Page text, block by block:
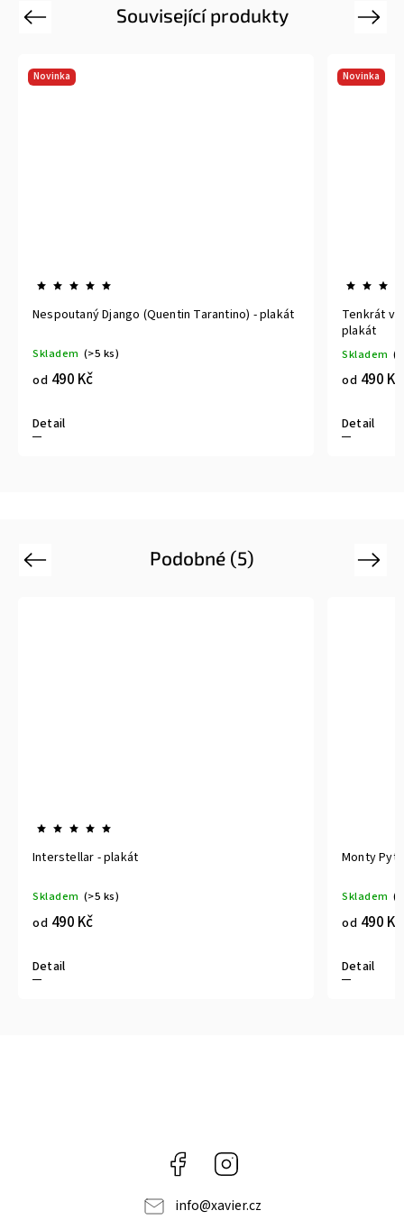
Související produkty
Previous
Tarantino) - plakát
Tenkrát v Hollywoodu (Quentin
Next
Podobné (5)
Previous
- plakát Monty Pythonův Létající
Next
Facebook
info@xavier.cz